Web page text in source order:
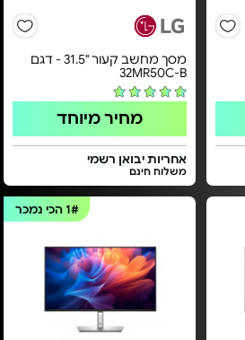
מסך מחשב קעור "31.5 - דגם
32MR50C-B
מחיר מיוחד
אחריות יבואן רשמי
משלוח חינם
1#הכי נמכר